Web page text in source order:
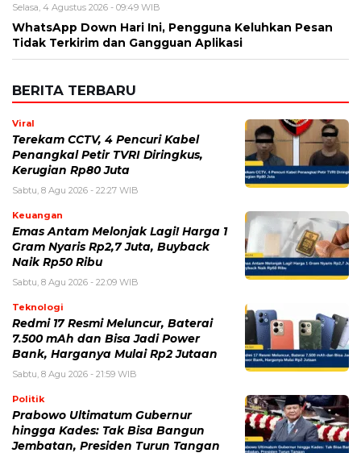
Selasa, 4 Agustus 2026 - 09:49 WIB
WhatsApp Down Hari Ini, Pengguna Keluhkan Pesan
Tidak Terkirim dan Gangguan Aplikasi
BERITA TERBARU
Viral
Terekam CCTV, 4 Pencuri Kabel
Penangkal Petir TVRI Diringkus,
Kerugian Rp80 Juta
Sabtu, 8 Agu 2026 - 22:27 WIB
Keuangan
Emas Antam Melonjak Lagi! Harga 1
Gram Nyaris Rp2,7 Juta, Buyback
Naik Rp50 Ribu
Sabtu, 8 Agu 2026 - 22:09 WIB
Teknologi
Redmi 17 Resmi Meluncur, Baterai
7.500 mAh dan Bisa Jadi Power
Bank, Harganya Mulai Rp2 Jutaan
Sabtu, 8 Agu 2026 - 21:59 WIB
Politik
Prabowo Ultimatum Gubernur
hingga Kades: Tak Bisa Bangun
Jembatan, Presiden Turun Tangan